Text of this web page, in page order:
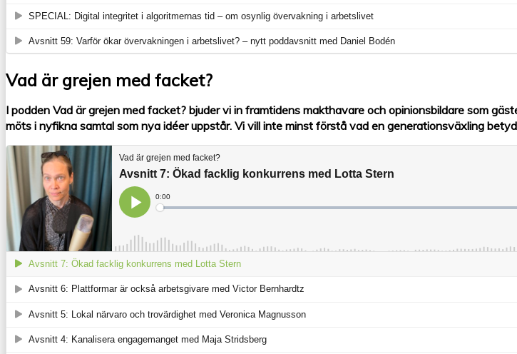
Vad är grejen med facket?
I podden Vad är grejen med facket? bjuder vi in framtidens makthavare och opinionsbildare som
möts i nyfikna samtal som nya idéer uppstår. Vi vill inte minst förstå vad en generationsväxling